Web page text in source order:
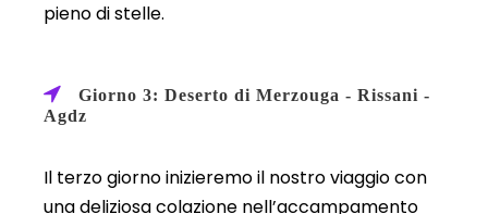
pieno di stelle.
Giorno 3: Deserto di Merzouga - Rissani -
Agdz
Il terzo giorno inizieremo il nostro viaggio con
una deliziosa colazione nell’accampamento